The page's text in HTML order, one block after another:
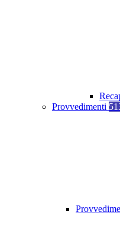
Provvedimenti